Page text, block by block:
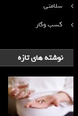
سلامتی
کسب وکار
نوشته های تازه